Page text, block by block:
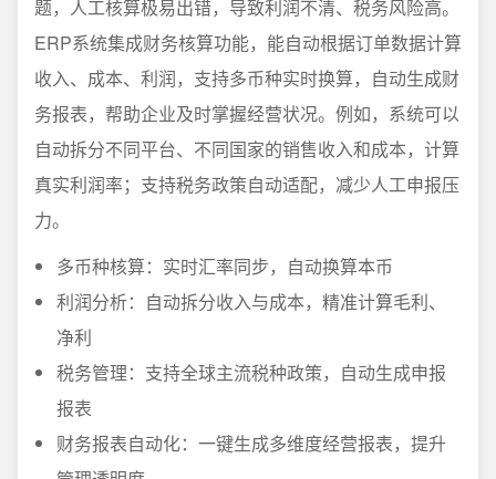
题，人工核算极易出错，导致利润不清、税务风险高。
ERP系统集成财务核算功能，能自动根据订单数据计算
收入、成本、利润，支持多币种实时换算，自动生成财
务报表，帮助企业及时掌握经营状况。例如，系统可以
自动拆分不同平台、不同国家的销售收入和成本，计算
真实利润率；支持税务政策自动适配，减少人工申报压
力。
多币种核算：实时汇率同步，自动换算本币
利润分析：自动拆分收入与成本，精准计算毛利、
净利
税务管理：支持全球主流税种政策，自动生成申报
报表
财务报表自动化：一键生成多维度经营报表，提升